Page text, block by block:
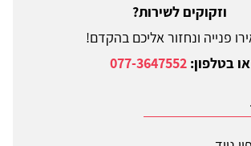
וזקוקים לשירות?
פנייה ונחזור אליכם בהקדם!
או בטלפון:077-3647552